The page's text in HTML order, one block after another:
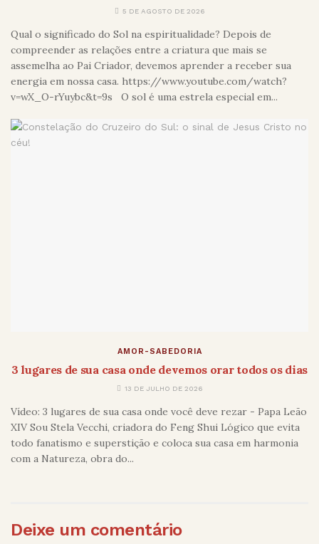
5 DE AGOSTO DE 2026
Qual o significado do Sol na espiritualidade? Depois de
compreender as relações entre a criatura que mais se
assemelha ao Pai Criador, devemos aprender a receber sua
energia em nossa casa. https://www.youtube.com/watch?
v=wX_O-rYuybc&t=9s O sol é uma estrela especial em...
AMOR-SABEDORIA
3 lugares de sua casa onde devemos orar todos os dias
13 DE JULHO DE 2026
Vídeo: 3 lugares de sua casa onde você deve rezar - Papa Leão
XIV Sou Stela Vecchi, criadora do Feng Shui Lógico que evita
todo fanatismo e superstição e coloca sua casa em harmonia
com a Natureza, obra do...
Deixe um comentário